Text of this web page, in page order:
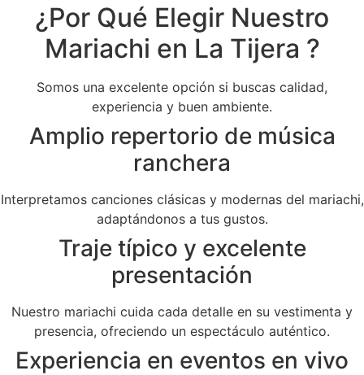
¿Por Qué Elegir Nuestro
Mariachi en La Tijera ?
Somos una excelente opción si buscas calidad,
experiencia y buen ambiente.
Amplio repertorio de música
ranchera
Interpretamos canciones clásicas y modernas del mariachi,
adaptándonos a tus gustos.
Traje típico y excelente
presentación
Nuestro mariachi cuida cada detalle en su vestimenta y
presencia, ofreciendo un espectáculo auténtico.
Experiencia en eventos en vivo